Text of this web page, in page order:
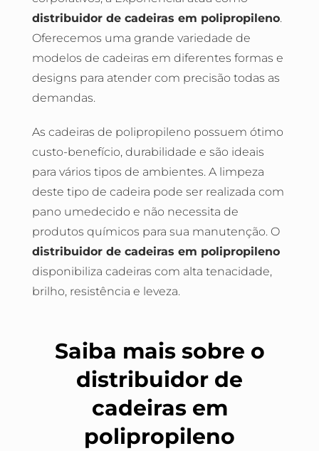
distribuidor de cadeiras em polipropileno.
Oferecemos uma grande variedade de
modelos de cadeiras em diferentes formas e
designs para atender com precisão todas as
demandas.
As cadeiras de polipropileno possuem ótimo
custo-benefício, durabilidade e são ideais
para vários tipos de ambientes. A limpeza
deste tipo de cadeira pode ser realizada com
pano umedecido e não necessita de
produtos químicos para sua manutenção. O
distribuidor de cadeiras em polipropileno
disponibiliza cadeiras com alta tenacidade,
brilho, resistência e leveza.
Saiba mais sobre o
distribuidor de
cadeiras em
polipropileno